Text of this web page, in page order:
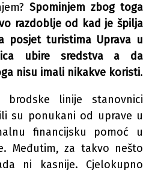
Spominjem zbog toga
razdoblje od kad je špilja
posjet turistima Uprava u
ubire sredstva a da
nisu imali nikakve koristi.
brodske linije stanovnici
su ponukani od uprave u
financijsku pomoć u
Međutim, za takvo nešto
ni kasnije. Cjelokupno